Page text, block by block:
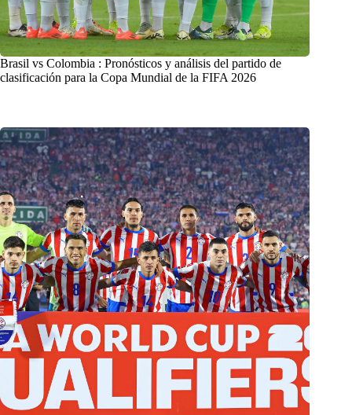
Brasil vs Colombia : Pronósticos y análisis del partido de
clasificación para la Copa Mundial de la FIFA 2026